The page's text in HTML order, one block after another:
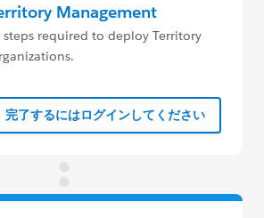
Management
required to deploy Territory
完了するにはログインしてください